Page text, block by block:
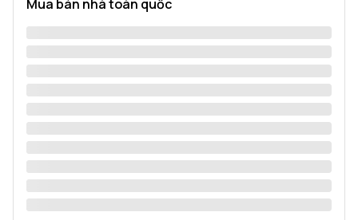
Mua bán nhà toàn quốc